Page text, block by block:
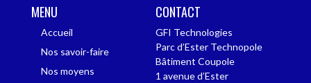
MENU
Accueil
Nos savoir-faire
Nos moyens
CONTACT
GFI Technologies
Parc d’Ester Technopole
Bâtiment Coupole
1 avenue d’Ester